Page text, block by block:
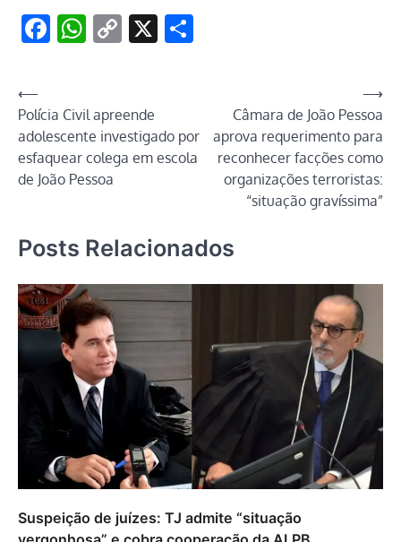
Facebook
WhatsApp
Copy
X
Navegação
de
Post
⟵
Polícia Civil apreende
adolescente investigado por
esfaquear colega em escola
de João Pessoa
Câmara de João Pessoa
aprova requerimento para
reconhecer facções como
organizações terroristas:
“situação gravíssima”
⟶
Posts Relacionados
Suspeição de juízes: TJ admite “situação